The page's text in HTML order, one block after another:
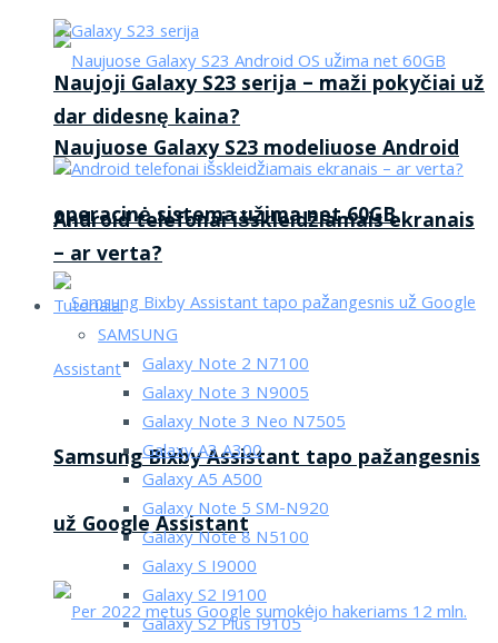
Naujuose Galaxy S23 modeliuose Android
operacinė sistema užima net 60GB
Samsung Bixby Assistant tapo pažangesnis
už Google Assistant
Naujoji Galaxy S23 serija – maži pokyčiai už
dar didesnę kaina?
Android telefonai išskleidžiamais ekranais
– ar verta?
Tutorialai
SAMSUNG
Galaxy Note 2 N7100
Galaxy Note 3 N9005
Galaxy Note 3 Neo N7505
Galaxy A3 A300
Galaxy A5 A500
Galaxy Note 5 SM-N920
Galaxy Note 8 N5100
Galaxy S I9000
Galaxy S2 I9100
Galaxy S2 Plus I9105